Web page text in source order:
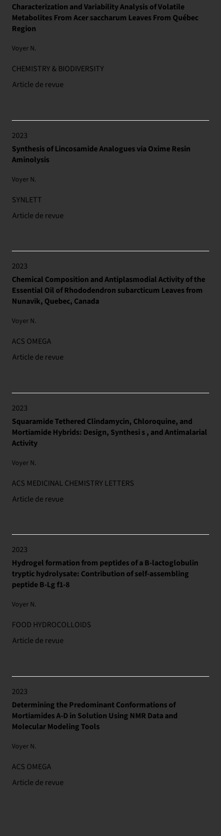
Characterization and Variability Analysis of Volatile
Metabolites From Acer saccharum Leaves From Québec
Region
Voyer N.
CHEMISTRY & BIODIVERSITY
Article de revue
2023
Synthesis of Lincosamide Analogues via Oxime Resin
Aminolysis
Voyer N.
SYNLETT
Article de revue
2023
Chemical Composition and Antiplasmodial Activity of the
Essential Oil of Rhododendron subarcticum Leaves from
Nunavik, Quebec, Canada
Voyer N.
ACS OMEGA
Article de revue
2023
Squaramide Tethered Clindamycin, Chloroquine, and
Mortiamide Hybrids: Design, Synthesi s , and Antimalarial
Activity
Voyer N.
ACS MEDICINAL CHEMISTRY LETTERS
Article de revue
2023
Hydrogel formation from peptides of a B-lactoglobulin
tryptic hydrolysate: Contribution of self-assembling
peptide B-Lg f1-8
Voyer N.
FOOD HYDROCOLLOIDS
Article de revue
2023
Determining the Predominant Conformations of
Mortiamides A-D in Solution Using NMR Data and
Molecular Modeling Tools
Voyer N.
ACS OMEGA
Article de revue